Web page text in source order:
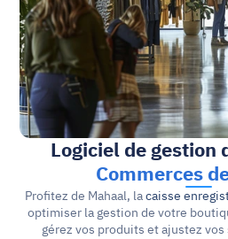
Commerces
Profitez de Mahaal, la caisse
optimiser la gestion de votre
gérez vos produits et ajustez